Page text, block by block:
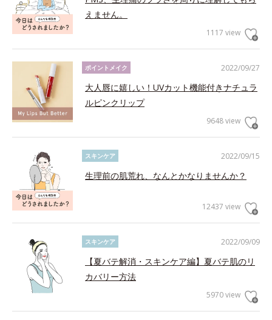
えません。
1117 view
2022/09/27
ポイントメイク
大人唇に嬉しい！UVカット機能付きナチュラ
ルピンクリップ
9648 view
2022/09/15
スキンケア
生理前の肌荒れ、なんとかなりませんか？
12437 view
2022/09/09
スキンケア
【夏バテ解消・スキンケア編】夏バテ肌のリ
カバリー方法
5970 view